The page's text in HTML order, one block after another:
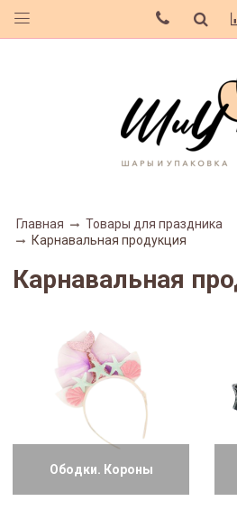
Главная
Товары для праздника
Карнавальная продукция
Карнавальная
Ободки. Короны